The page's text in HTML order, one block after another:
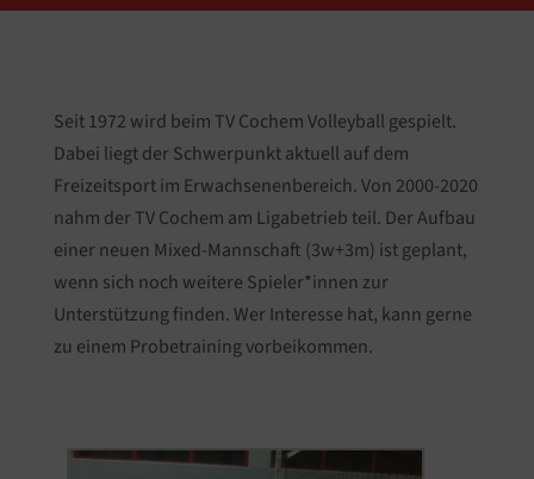
Seit 1972 wird beim TV Cochem Volleyball gespielt.
Dabei liegt der Schwerpunkt aktuell auf dem
Freizeitsport im Erwachsenenbereich. Von 2000-2020
nahm der TV Cochem am Ligabetrieb teil. Der Aufbau
einer neuen Mixed-Mannschaft (3w+3m) ist geplant,
wenn sich noch weitere Spieler*innen zur
Unterstützung finden. Wer Interesse hat, kann gerne
zu einem Probetraining vorbeikommen.